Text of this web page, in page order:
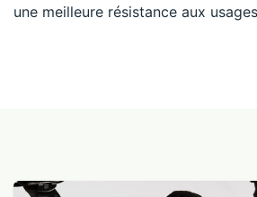
une meilleure résistance aux